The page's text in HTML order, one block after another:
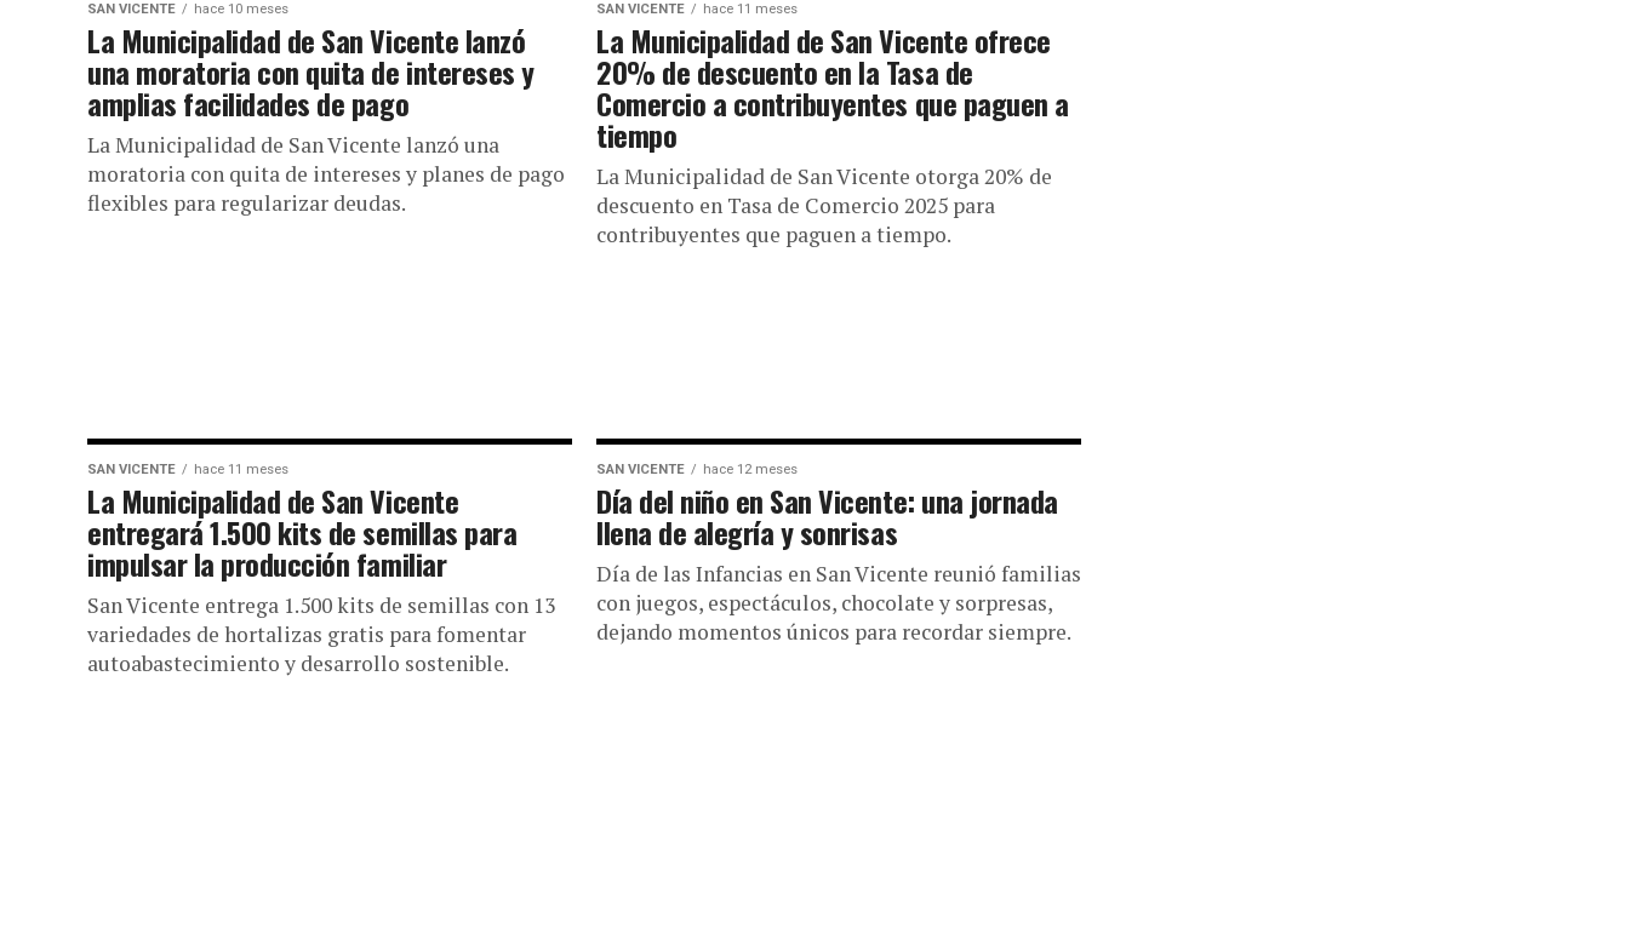
SAN VICENTE hace 10 meses
La Municipalidad de San Vicente lanzó
una moratoria con quita de intereses y
amplias facilidades de pago
La Municipalidad de San Vicente lanzó una
moratoria con quita de intereses y planes de pago
flexibles para regularizar deudas.
SAN VICENTE hace 11 meses
La Municipalidad de San Vicente ofrece
20% de descuento en la Tasa de
Comercio a contribuyentes que paguen a
tiempo
La Municipalidad de San Vicente otorga 20% de
descuento en Tasa de Comercio 2025 para
contribuyentes que paguen a tiempo.
SAN VICENTE hace 11 meses
La Municipalidad de San Vicente
entregará 1.500 kits de semillas para
impulsar la producción familiar
San Vicente entrega 1.500 kits de semillas con 13
variedades de hortalizas gratis para fomentar
autoabastecimiento y desarrollo sostenible.
SAN VICENTE hace 12 meses
Día del niño en San Vicente: una jornada
llena de alegría y sonrisas
Día de las Infancias en San Vicente reunió familias
con juegos, espectáculos, chocolate y sorpresas,
dejando momentos únicos para recordar siempre.